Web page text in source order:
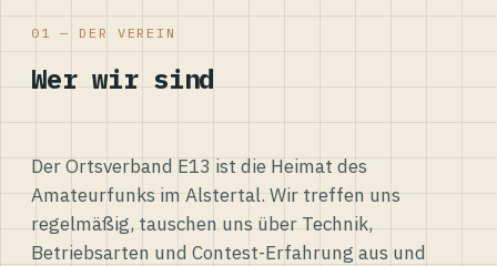
01 — DER VEREIN
Wer wir sind
Der Ortsverband E13 ist die Heimat des
Amateurfunks im Alstertal. Wir treffen uns
regelmäßig, tauschen uns über Technik,
Betriebsarten und Contest-Erfahrung aus und